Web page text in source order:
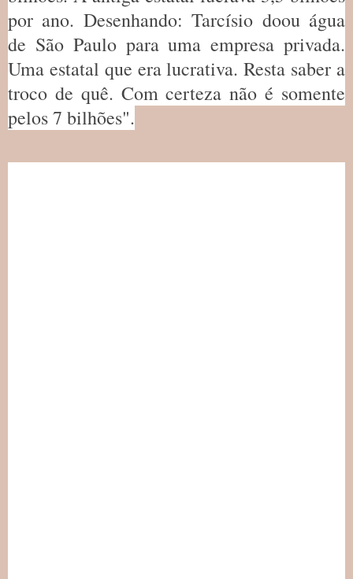
por ano. Desenhando: Tarcísio doou água
de São Paulo para uma empresa privada.
Uma estatal que era lucrativa. Resta saber a
troco de quê. Com certeza não é somente
pelos 7 bilhões".